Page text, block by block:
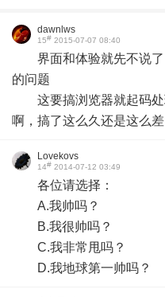
dawnlws
15# 2015-07-07 08:40
界面和体验就先不说
的问题
这要搞浏览器就起码
啊，搞了这么久还是这么
Lovekovs
14# 2014-07-12 03:49
各位请选择：
A.我帅吗？
B.我很帅吗？
C.我非常甩吗？
D.我地球第一帅吗？